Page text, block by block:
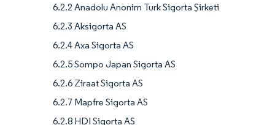
6.2.2 Anadolu Anonim Turk Sigorta Şirketi
6.2.3 Aksigorta AS
6.2.4 Axa Sigorta AS
6.2.5 Sompo Japan Sigorta AS
6.2.6 Ziraat Sigorta AS
6.2.7 Mapfre Sigorta AS
6.2.8 HDI Sigorta AS